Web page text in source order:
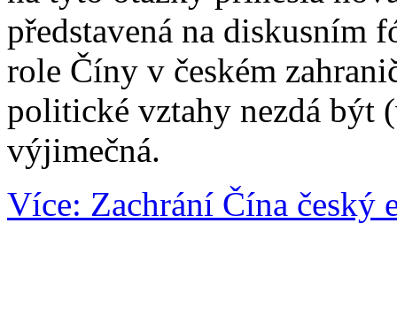
představená na diskusním
role Číny v českém
politické vztahy nezdá být
výjimečná.
Více: Zachrání Čína český